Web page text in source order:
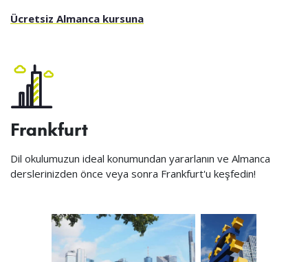
Ücretsiz Almanca kursuna
Frankfurt
Dil okulumuzun ideal konumundan yararlanın ve Almanca
derslerinizden önce veya sonra Frankfurt'u keşfedin!